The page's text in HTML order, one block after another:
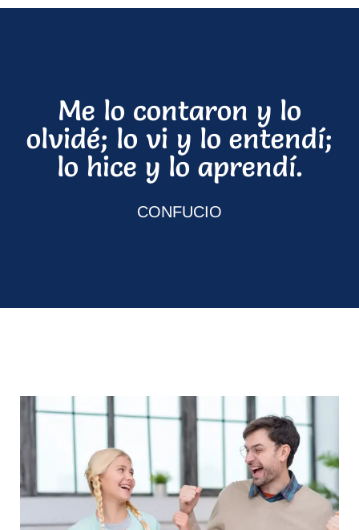
Me lo contaron y lo
olvidé; lo vi y lo entendí;
lo hice y lo aprendí.
CONFUCIO